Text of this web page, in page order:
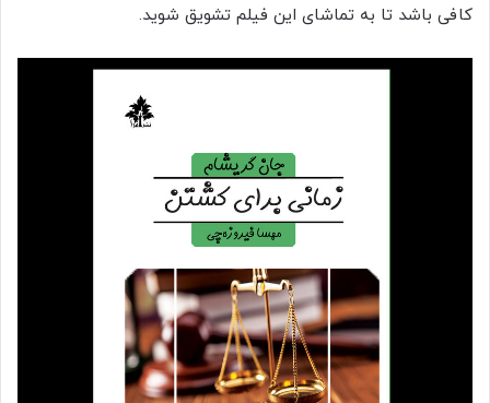
کافی باشد تا به تماشای این فیلم تشویق شوید.